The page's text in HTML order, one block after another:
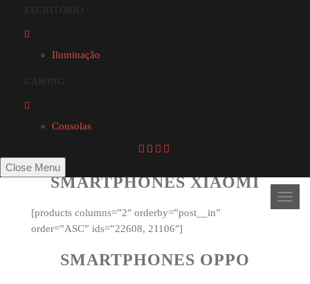
ESCRITÓRIO
Iluminação
GAMING
Consolas
Close Menu
SMARTPHONES SAMSUNG
[products columns=”4″ orderby=”post__in”
SMARTPHONES XIAOMI
[products columns=”2″ orderby=”post__in”
order=”ASC” ids=”22608, 21106″]
SMARTPHONES OPPO